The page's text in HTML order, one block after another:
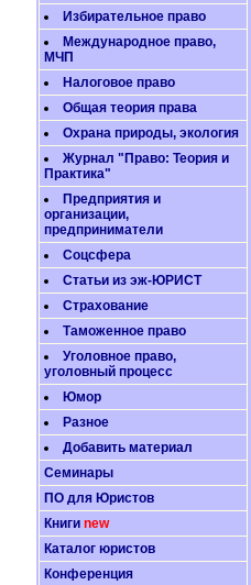
Избирательное право
Международное право,
МЧП
Налоговое право
Общая теория права
Охрана природы, экология
Журнал "Право: Теория и
Практика"
Предприятия и
организации,
предприниматели
Соцсфера
Статьи из эж-ЮРИСТ
Страхование
Таможенное право
Уголовное право,
уголовный процесс
Юмор
Разное
Добавить материал
Семинары
ПО для Юристов
Книги new
Каталог юристов
Конференция